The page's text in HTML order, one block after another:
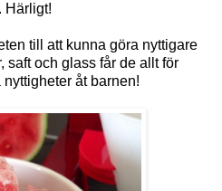
Härligt!
till att kunna göra nyttigare
saft och glass får de allt för
åt barnen!